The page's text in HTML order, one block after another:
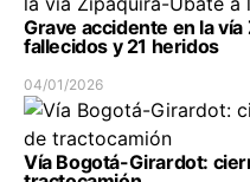
Grave accidente en la
fallecidos y 21 heridos
04/01/2026
Vía Bogotá-Girardot: